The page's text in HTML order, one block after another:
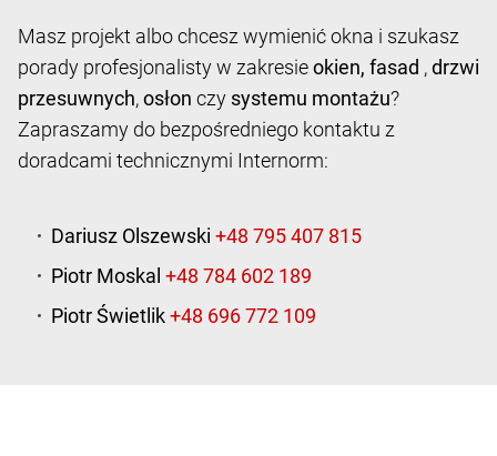
Masz projekt albo chcesz wymienić okna i szukasz
porady profesjonalisty w zakresieokien, fasad ,drzwi
przesuwnych,osłon czy systemu montażu?
Zapraszamy do bezpośredniego kontaktu z
doradcami technicznymi Internorm:
Dariusz Olszewski
Piotr Moskal
Piotr Świetlik